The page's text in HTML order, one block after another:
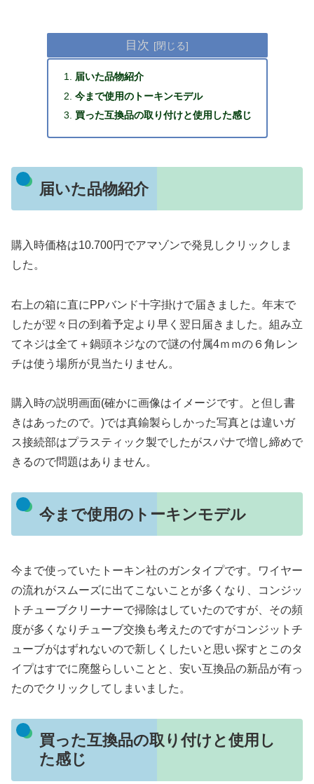
目次
届いた品物紹介
今まで使用のトーキンモデル
買った互換品の取り付けと使用した感じ
届いた品物紹介
購入時価格は10.700円でアマゾンで発見しクリックしま
した。
右上の箱に直にPPバンド十字掛けで届きました。年末で
したが翌々日の到着予定より早く翌日届きました。組み立
てネジは全て＋鍋頭ネジなので謎の付属4ｍｍの６角レン
チは使う場所が見当たりません。
購入時の説明画面(確かに画像はイメージです。と但し書
きはあったので。)では真鍮製らしかった写真とは違いガ
ス接続部はプラスティック製でしたがスパナで増し締めで
きるので問題はありません。
今まで使用のトーキンモデル
今まで使っていたトーキン社のガンタイプです。ワイヤー
の流れがスムーズに出てこないことが多くなり、コンジッ
トチューブクリーナーで掃除はしていたのですが、その頻
度が多くなりチューブ交換も考えたのですがコンジットチ
ューブがはずれないので新しくしたいと思い探すとこのタ
イプはすでに廃盤らしいことと、安い互換品の新品が有っ
たのでクリックしてしまいました。
買った互換品の取り付けと使用し
た感じ